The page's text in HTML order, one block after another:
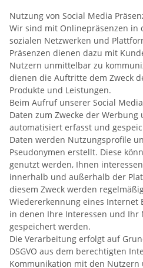
Nutzung von Social Media
Wir sind mit Onlinepräsenzen in
sozialen Netzwerken und
Präsenzen dienen dazu mit
Nutzern unmittelbar zu
dienen die Auftritte dem Zweck
Produkte und Leistungen.
Beim Aufruf unserer Social
Daten zum Zwecke der
automatisiert erfasst und
Daten werden Nutzungsprofile
Pseudonymen erstellt. Diese
genutzt werden, Ihnen
innerhalb und außerhalb der
diesem Zweck werden
Wiedererkennung eines Internet
in denen Ihre Interessen und Ihr
gespeichert werden.
Die Verarbeitung erfolgt auf
DSGVO aus dem berechtigten
Kommunikation mit den